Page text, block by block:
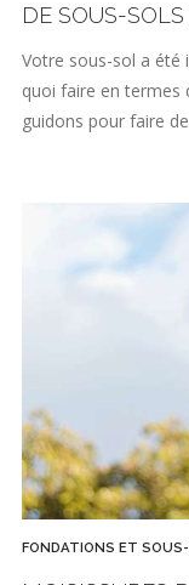
DE SOUS-
Votre sous-sol a été
quoi faire en termes
guidons pour faire
FONDATIONS ET